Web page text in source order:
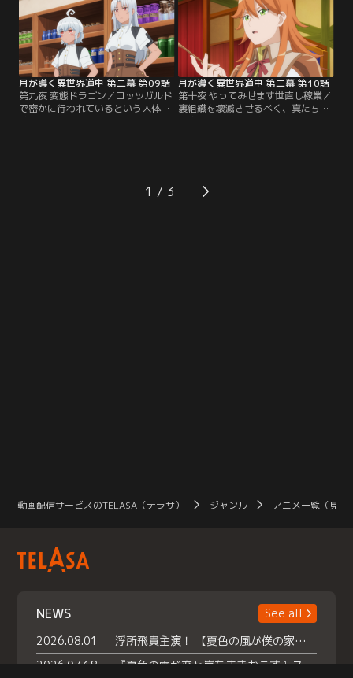
を受ける真。話の途中、亜空の異常
な暑さを指摘すると、巴の口から亜
空に関する新たな事実が明らかにな
るのだった。
在の間、アクアとエリスが立派に店
番を務め、新店舗の営業は順調？な
様子だった。一方、ロッツガルド中
央学園では、復学したシフ＝レンブ
ラントと…。
月が導く異世界道中 第二幕 第09話
第九夜 変態ドラゴン／ロッツガルド
で密かに行われているという人体実
司書・エヴァと共に人体実験を行っ
ている裏組織に捕らわれる羽目に。
月が導く異世界道中 第二幕 第10話
第十夜 やってみせます世直し稼業／
裏組織を壊滅させるべく、真たちは
真。会話の途中、目的のためなら犠
牲を厭わないと訴えるブライトに怒
1
動画配信サービスのTELASA（テラサ） ジャンル アニメ一覧（見放
NEWS
See all
2026.08.01
浮所飛貴主演！ 【夏色の風が僕の家にやってきた】 本日よりテラサで独占配信スタート！
2026.07.18
『夏色の雲が恋と嵐をまきおこす』スペシャルメイキング 【Part1】2026年７月18日（土）23時30分～配信スタート！話題のシーンの裏側を大公開！豪華キャスト大集合！ 『武宮家 真夏の家族会議』開催！